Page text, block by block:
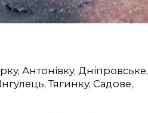
Антонівку, Дніпровське,
Тягинку, Садове,